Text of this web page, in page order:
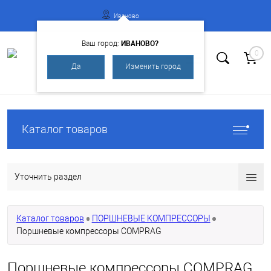
Регистрация
Иваново
Ваш город: ИВАНОВО?
Да Изменить город
0
Каталог товаров
Уточнить раздел
Каталог товаров
ПОРШНЕВЫЕ КОМПРЕССОРЫ
Поршневые компрессоры COMPRAG